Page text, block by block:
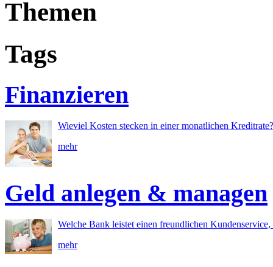
Themen
Tags
Finanzieren
Wieviel Kosten stecken in einer monatlichen
mehr
Geld anlegen & managen
Welche Bank leistet einen freundlichen
mehr